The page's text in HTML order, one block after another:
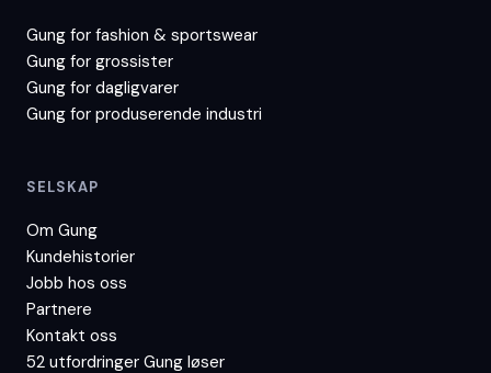
Gung for fashion & sportswear
Gung for grossister
Gung for dagligvarer
Gung for produserende industri
SELSKAP
Om Gung
Kundehistorier
Jobb hos oss
Partnere
Kontakt oss
52 utfordringer Gung løser